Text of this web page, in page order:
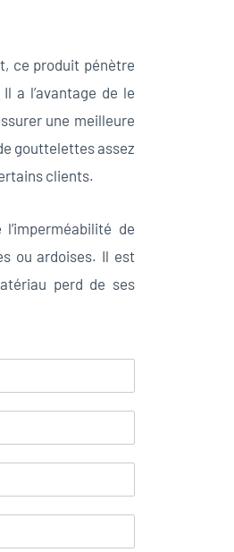
ce produit pénètre
a l’avantage de le
une meilleure
gouttelettes assez
clients.
de
ou ardoises. Il est
perd de ses